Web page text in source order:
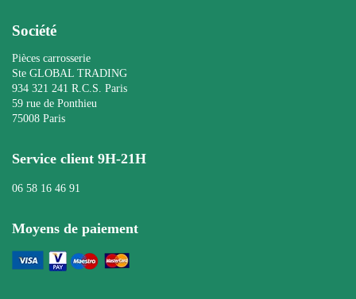
Société
Pièces carrosserie
Ste GLOBAL TRADING
934 321 241 R.C.S. Paris
59 rue de Ponthieu
75008 Paris
Service client 9H-21H
06 58 16 46 91
Moyens de paiement